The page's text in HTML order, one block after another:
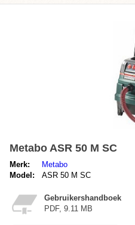
Metabo ASR 50 M SC
Merk:
Metabo
Model:
ASR 50 M SC
Gebruikershandboek
PDF, 9.11 MB